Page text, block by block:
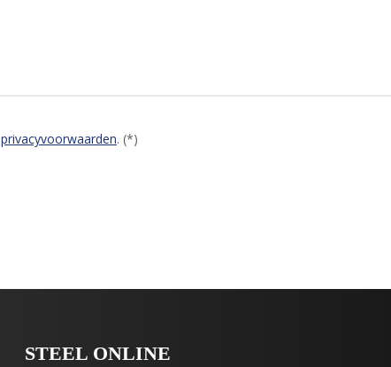
privacyvoorwaarden. (*)
STEEL ONLINE